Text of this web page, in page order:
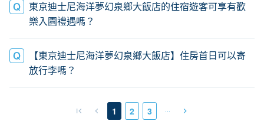
東京迪士尼海洋夢幻泉鄉大飯店的住宿遊客可享有歡
樂入園禮遇嗎？
【東京迪士尼海洋夢幻泉鄉大飯店】住房首日可以寄
放行李嗎？
1 2 3